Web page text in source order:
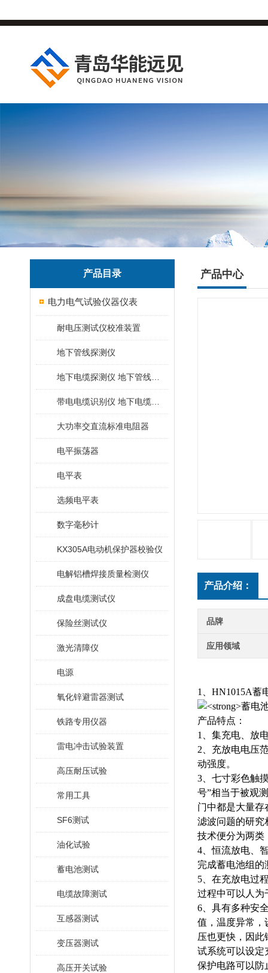
产品目录
电力电气试验仪器仪表
耐电压测试仪校准装置
地下管线探测仪
大功率交直流标准电阻器
电平振荡器
电平表
选频电平表
数字毫秒计
KX305A电动机保护器校验仪
电解铝槽焊接质量检测仪
成盘电缆测试仪
保险丝测试仪
激光清障仪
电源
氧化锌避雷器测试
铁路专用仪器
雷电冲击试验装置
高压耐压试验
常用工具
SF6测试
油化试验
蓄电池测试
电缆故障测试
互感器测试
变压器测试
高压开关试验
产品中心
产品介绍：
品牌
应用领域
1、HN1015A蓄
产品特点：
1、集充电、放
2、充放电电压
动强度。
3、七寸彩色触
号”相当于被观
门中都是大量存
滤波问题的研究
技术便分为两类
4、恒流放电、
完成蓄电池组的
5、在充放电过
过程中可以人为
6、具有多种安
值，温度异常，
压也更快，因此
试系统可以设定
保护电路可以防